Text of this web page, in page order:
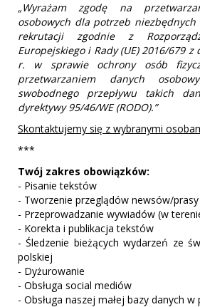
„Wyrażam zgodę na
osobowych dla potrzeb
rekrutacji zgodnie z
Europejskiego i Rady (UE) 2016/679
r. w sprawie ochrony osób
przetwarzaniem danych
swobodnego przepływu takich
dyrektywy 95/46/WE (RODO).”
Skontaktujemy się z wybranymi
***
Twój zakres obowiązków:
- Pisanie tekstów
- Tworzenie przeglądów newsów/prasy
- Przeprowadzanie wywiadów (w
- Korekta i publikacja tekstów
- Śledzenie bieżących wydarzeń ze
polskiej
- Dyżurowanie
- Obsługa social mediów
- Obsługa naszej małej bazy danych w